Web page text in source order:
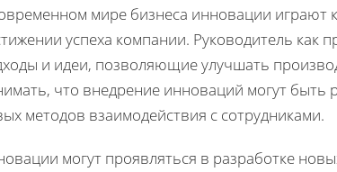
мире бизнеса инновации
успеха компании. Руководитель как
и идеи, позволяющие улучшать
что внедрение инноваций могут быть
методов взаимодействия с сотрудниками.
могут проявляться в разработке